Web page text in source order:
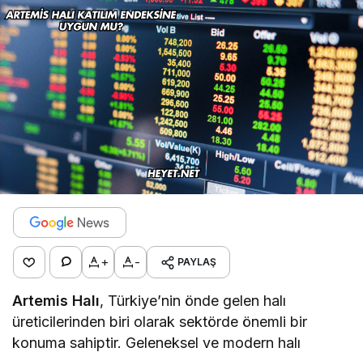
+ - PAYLAŞ
Artemis Halı, Türkiye’nin önde gelen halı
üreticilerinden biri olarak sektörde önemli bir
konuma sahiptir. Geleneksel ve modern halı